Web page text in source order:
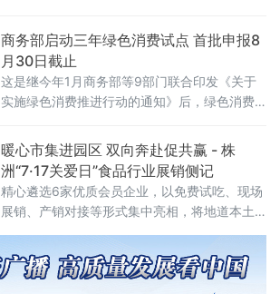
经济新闻联播深入展会一线，记录这场食品盛
宴的精彩瞬间
商务部启动三年绿色消费试点 首批申报8
月30日截止
这是继今年1月商务部等9部门联合印发《关于
实施绿色消费推进行动的通知》后，绿色消费
顶层设计迈入地方实践阶段。试点聚焦七大任
务 探索“四类创新”通知明确，试点工作坚持问
题导向、目标导向、效果导向，聚焦绿色消费
重点领域和关
暖心市集进园区 双向奔赴促共赢 - 株
洲“7·17关爱日”食品行业展销侧记
精心遴选6家优质会员企业，以免费试吃、现场
展销、产销对接等形式集中亮相，将地道本土
品鉴选购，活动收获广泛好评与多项合作意
向。本次活动由当地总工会悉心指导，总工会